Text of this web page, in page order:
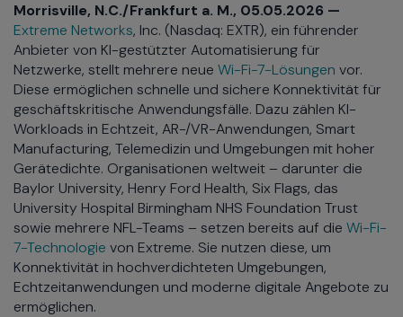
Morrisville, N.C./Frankfurt a. M., 05.05.2026 —
Extreme Networks, Inc. (Nasdaq: EXTR), ein führender
Anbieter von KI-gestützter Automatisierung für
Netzwerke, stellt mehrere neue Wi-Fi-7-Lösungen vor.
Diese ermöglichen schnelle und sichere Konnektivität für
geschäftskritische Anwendungsfälle. Dazu zählen KI-
Workloads in Echtzeit, AR-/VR-Anwendungen, Smart
Manufacturing, Telemedizin und Umgebungen mit hoher
Gerätedichte. Organisationen weltweit – darunter die
Baylor University, Henry Ford Health, Six Flags, das
University Hospital Birmingham NHS Foundation Trust
sowie mehrere NFL-Teams – setzen bereits auf die Wi-Fi-
7-Technologie von Extreme. Sie nutzen diese, um
Konnektivität in hochverdichteten Umgebungen,
Echtzeitanwendungen und moderne digitale Angebote zu
ermöglichen.